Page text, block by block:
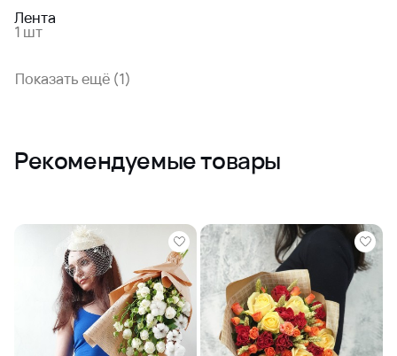
Лента
1 шт
Показать ещё (1)
Рекомендуемые товары